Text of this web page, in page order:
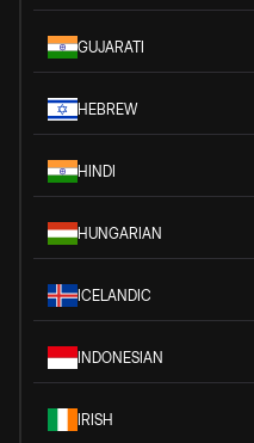
GUJARATI
HEBREW
HINDI
HUNGARIAN
ICELANDIC
INDONESIAN
IRISH